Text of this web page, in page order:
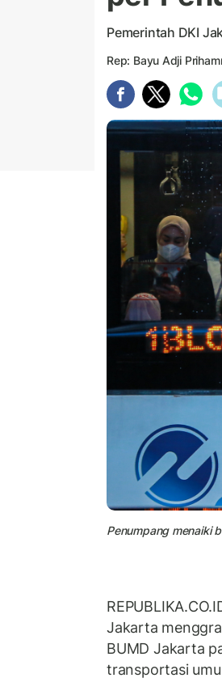
Pemerintah DKI
Rep: Bayu Adji
Penumpang menaiki
Jakarta
BUMD Jakarta
transportasi